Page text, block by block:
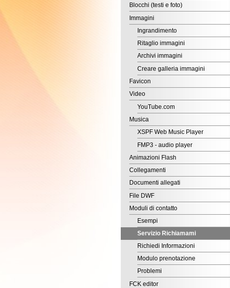
Ingrandimento
Ritaglio immagini
Archivi immagini
Creare galleria immagini
YouTube.com
Musica
XSPF Web Music Player
FMP3 - audio player
Animazioni Flash
Collegamenti
Documenti allegati
File DWF
Moduli di contatto
Esempi
Servizio Richiamami
Richiedi Informazioni
Modulo prenotazione
Problemi
FCK editor
Utenti esperti
Animazioni Flash
Immagini
YouTube Video